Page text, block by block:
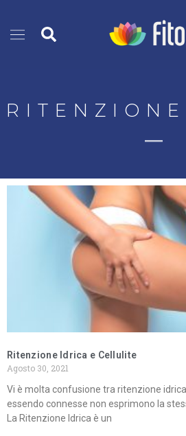
contenutoCerca
Ritenzione Idrica e Cellulite
Agosto 30, 2021
Vi è molta confusione tra ritenzione
essendo connesse non esprimono la
La Ritenzione Idrica è un